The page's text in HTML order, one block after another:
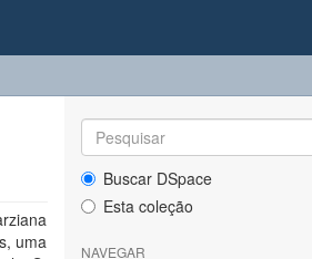
uma
Buscar DSpace
Esta coleção
NAVEGAR